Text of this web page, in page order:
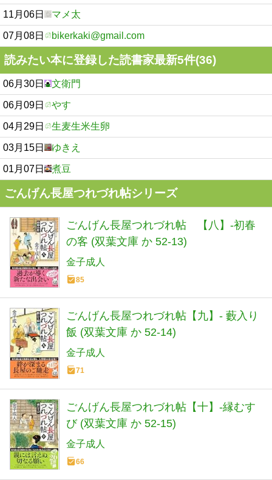
11月06日 マメ太
07月08日 bikerkaki@gmail.com
読みたい本に登録した読書家最新5件(36)
06月30日 文衛門
06月09日 やす
04月29日 生麦生米生卵
03月15日 ゆきえ
01月07日 煮豆
ごんげん長屋つれづれ帖シリーズ
ごんげん長屋つれづれ帖 【八】-初春
の客 (双葉文庫 か 52-13)
金子成人
85
ごんげん長屋つれづれ帖【九】- 藪入り
飯 (双葉文庫 か 52-14)
金子成人
71
ごんげん長屋つれづれ帖【十】-縁むす
び (双葉文庫 か 52-15)
金子成人
66